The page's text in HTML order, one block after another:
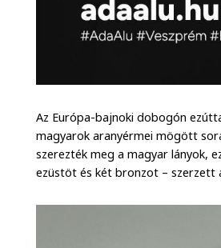
Az Európa-bajnoki dobogón
magyarok aranyérmei mögött
szerezték meg a magyar lányok,
ezüstöt és két bronzot – szerzett